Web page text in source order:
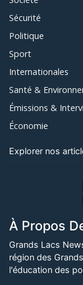
Sécurité
Politique
Sport
Internationales
Santé &
Émissions &
Économie
Explorer nos
À Propos
Grands Lacs
région des
l'éducation des